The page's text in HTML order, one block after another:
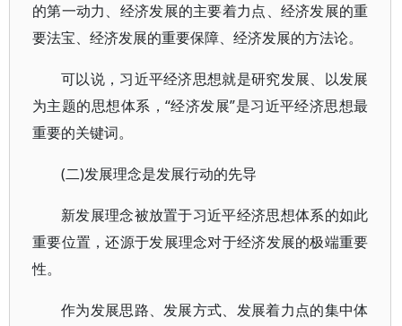
的第一动力、经济发展的主要着力点、经济发展的重
要法宝、经济发展的重要保障、经济发展的方法论。
可以说，习近平经济思想就是研究发展、以发展
为主题的思想体系，“经济发展”是习近平经济思想最
重要的关键词。
(二)发展理念是发展行动的先导
新发展理念被放置于习近平经济思想体系的如此
重要位置，还源于发展理念对于经济发展的极端重要
性。
作为发展思路、发展方式、发展着力点的集中体